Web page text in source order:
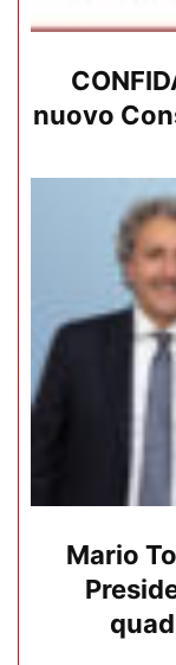
nuovo
Mario